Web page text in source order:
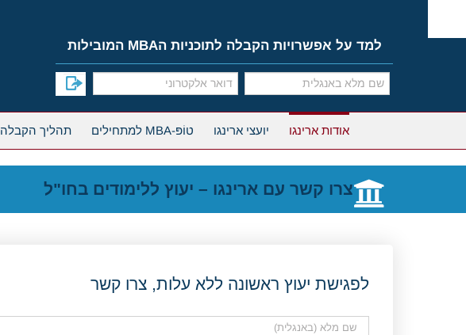
content
למד על אפשרויות הקבלה לתוכניות הMBA המובילות
אודות ארינגו יועצי ארינגו טוֹפּ-MBA למתחילים תהליך הקבלה
צרו קשר עם ארינגו – יעוץ ללימודים בחו"ל
לפגישת יעוץ ראשונה ללא עלות, צרו קשר